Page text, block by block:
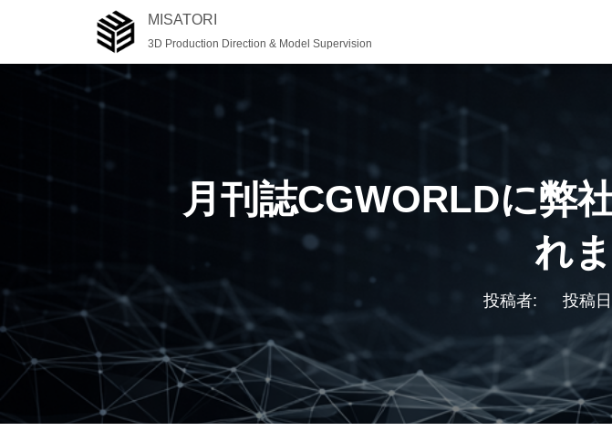
MISATORI
3D Production Direction & Model Supervision
月刊誌CGWORLDに弊
れ
投稿者: 投稿